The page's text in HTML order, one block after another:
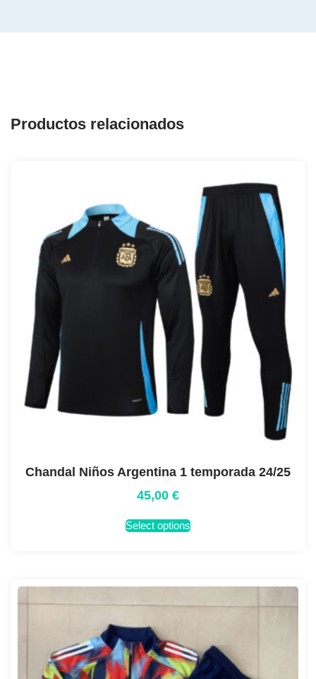
Productos relacionados
Chandal Niños Argentina 1 temporada 24/25
45,00 €
Select options